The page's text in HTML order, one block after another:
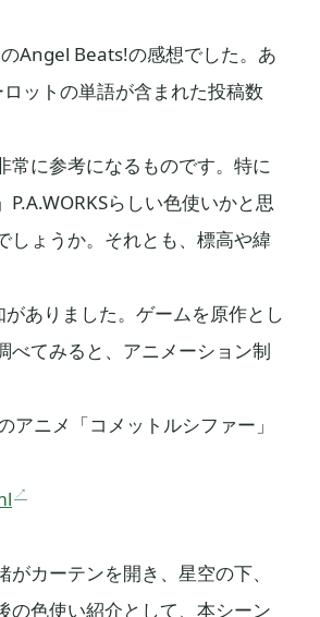
Angel Beats!の感想でした。あ
ットの単語が含まれた投稿数
常に参考になるものです。特に
らしい色使いかと思
しょうか。それとも、標高や緯
ありました。ゲームを原作とし
べてみると、アニメーション制
ニメ「コメットルシファー」
カーテンを開き、星空の下、
の色使い紹介として、本シーン